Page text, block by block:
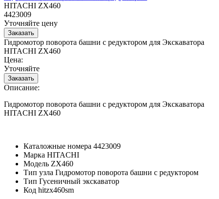
HITACHI ZX460
4423009
Уточняйте цену
Гидромотор поворота башни с редуктором для Экскаватора
HITACHI ZX460
Цена:
Уточняйте
Описание:
Гидромотор поворота башни с редуктором для Экскаватора
HITACHI ZX460
Каталожные номера 4423009
Марка HITACHI
Модель ZX460
Тип узла Гидромотор поворота башни с редуктором
Тип Гусеничный экскаватор
Код hitzx460sm